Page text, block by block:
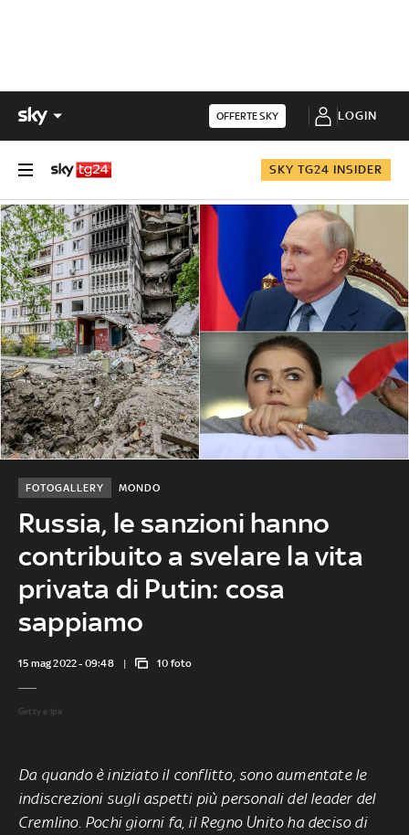
OFFERTE SKY LOGIN
SKY TG24 INSIDER
Russia, le sanzioni hanno
contribuito a svelare la vita
privata di Putin: cosa
sappiamo
MONDO
FOTOGALLERY
15 mag 2022 - 09:48 10 foto
Getty e Ipa
Da quando è iniziato il conflitto, sono aumentate le
indiscrezioni sugli aspetti più personali del leader del
Cremlino. Pochi giorni fa, il Regno Unito ha deciso di